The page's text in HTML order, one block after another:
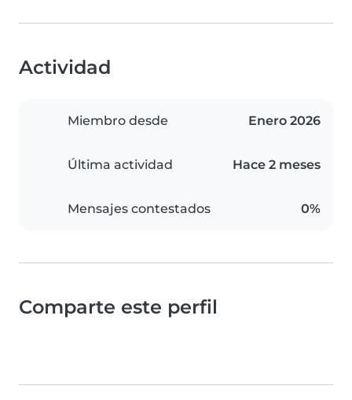
Actividad
Miembro desde Enero 2026
Última actividad Hace 2 meses
Mensajes contestados 0%
Comparte este perfil